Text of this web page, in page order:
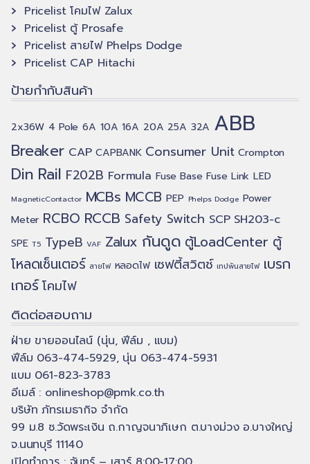
Pricelist โคมไฟ Zalux
Pricelist ตู้ Prosafe
Pricelist สายไฟ Phelps Dodge
Pricelist CAP Hitachi
ป้ายกำกับสินค้า
2x36W 4 Pole 6A 10A 16A 20A 25A 32A ABB
Breaker CAP CAPBANK Consumer Unit Crompton
Din Rail F202B Formula Fuse Base Fuse Link LED
MagneticContactor MCBs MCCB PEP Phelps Dodge Power
Meter RCBO RCCB Safety Switch SCP SH203-c
SPE T5 TypeB VAF Zalux กันดูด ตู้LoadCenter ตู้
โหลดเซ็นเตอร์ สายไฟ หลอดไฟ เซฟตี้สวิตช์ เทปพันสายไฟ เบรก
เกอร์ โคมไฟ
ติดต่อสอบถาม
ฝ่าย ขายออนไลน์ (นุ่น, ฟีล์ม , แบม)
ฟีล์ม 063-474-5929, นุ่น 063-474-5931
แบม 061-823-3783
อีเมล์ : onlineshop@pmk.co.th
บริษัท ภัทรเมธากิจ จำกัด
99 ม.8 ซ.วัดพระเงิน ถ.กาญจนาภิเษก ต.บางม่วง อ.บางใหญ่
จ.นนทบุรี 11140